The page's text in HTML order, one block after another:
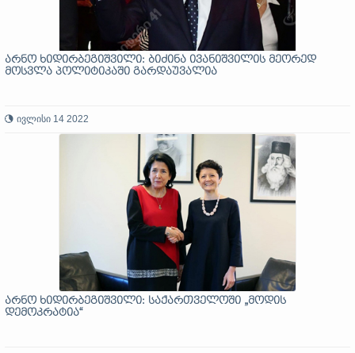
არნო ხიდირბეგიშვილი: ბიძინა ივანიშვილის მეორედ
მოსვლა პოლიტიკაში გარდაუვალია
ივლისი 14 2022
არნო ხიდირბეგიშვილი: საქართველოში „მოდის
დემოკრატია“